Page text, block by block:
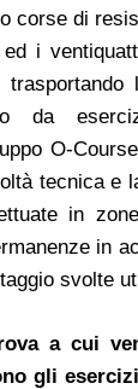
corse di
i
da
O-
tecnica e
in
in
svolte
a cui
gli